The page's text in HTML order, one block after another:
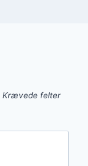
Krævede felter